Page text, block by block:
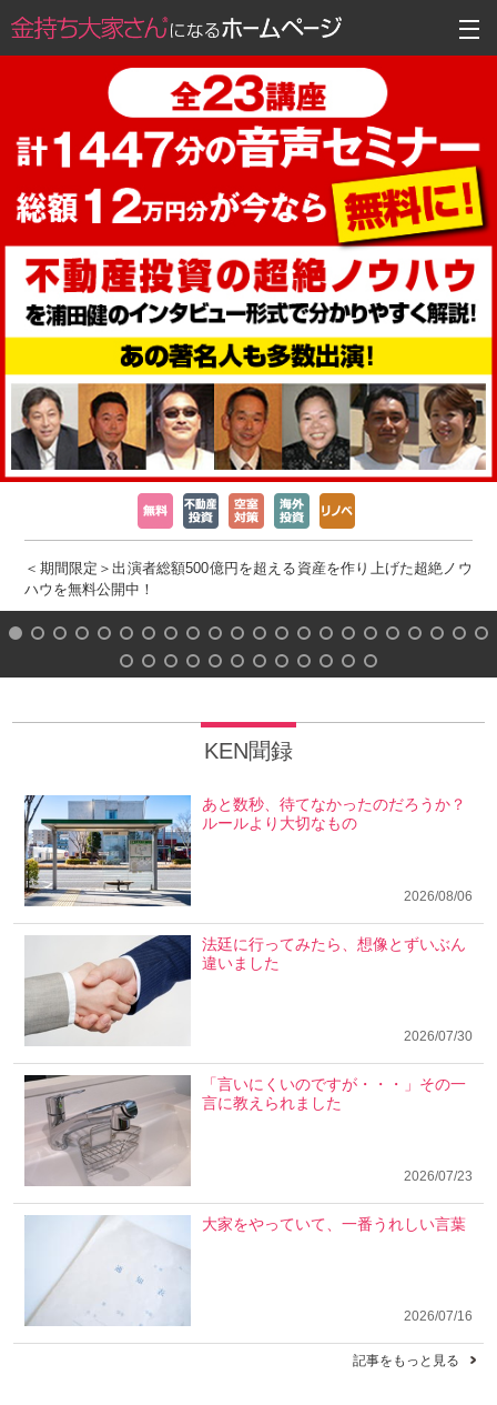
＜期間限定＞出演者総額500億円を超える資産を作り上げた超絶ノウ
ハウを無料公開中！
KEN聞録
あと数秒、待てなかったのだろうか？
ルールより大切なもの
2026/08/06
法廷に行ってみたら、想像とずいぶん
違いました
2026/07/30
「言いにくいのですが・・・」その一
言に教えられました
2026/07/23
大家をやっていて、一番うれしい言葉
2026/07/16
記事をもっと見る